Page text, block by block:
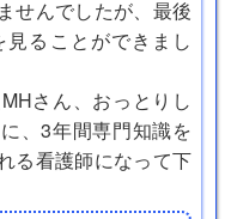
せんでしたが、最後
ることができまし
さん、おっとりし
、3年間専門知識を
る看護師になって下